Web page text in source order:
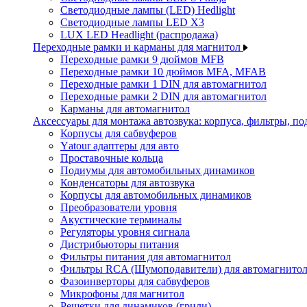
Светодиодные лампы (LED) Hedlight
Светодиодные лампы LED X3
LUX LED Headlight (распродажа)
Переходные рамки и карманы для магнитол
Переходные рамки 9 дюймов MFB
Переходные рамки 10 дюймов MFA, MFAB
Переходные рамки 1 DIN для автомагнитол
Переходные рамки 2 DIN для автомагнитол
Карманы для автомагнитол
Аксессуары для монтажа автозвука: корпуса, фильтры,
Корпусы для сабвуферов
Yаtour адаптеры для авто
Проставочные кольца
Подиумы для автомобильных динамиков
Конденсаторы для автозвука
Корпусы для автомобильных динамиков
Преобразователи уровня
Акустические терминалы
Регуляторы уровня сигнала
Дистрибьюторы питания
Фильтры питания для автомагнитол
Фильтры RCA (Шумоподавители) для автомагнитол
Фазоинверторы для сабвуферов
Микрофоны для магнитол